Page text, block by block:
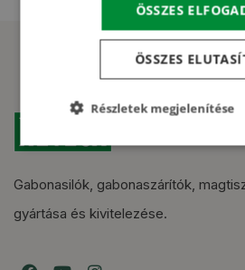
Gabonasilók, gabonaszárítók,
gyártása és kivitelezése.
ÖSSZES
ÖSSZES
Részletek megjelenítése